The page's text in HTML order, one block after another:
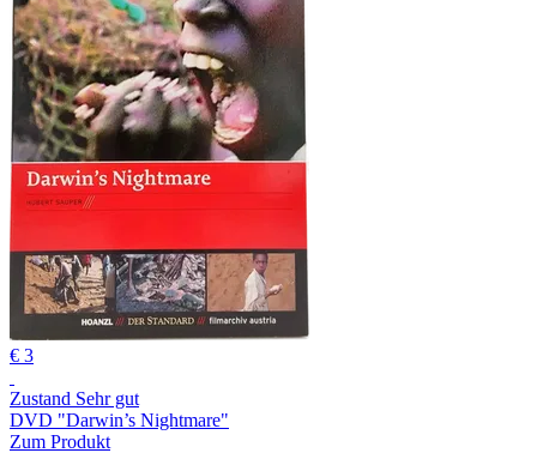
€ 3
Zustand Sehr gut
DVD "Darwin’s Nightmare"
Zum Produkt